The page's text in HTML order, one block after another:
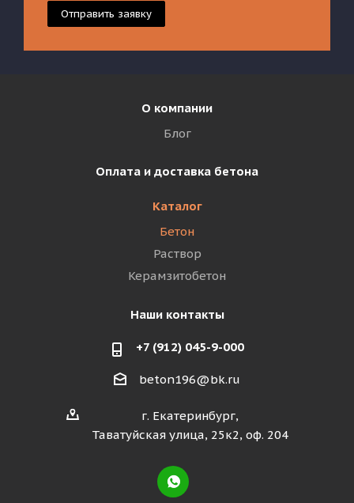
Отправить заявку
О компании
Блог
Оплата и доставка бетона
Каталог
Бетон
Раствор
Керамзитобетон
Наши контакты
+7 (912) 045-9-000
beton196@bk.ru
г. Екатеринбург,
Таватуйская улица, 25к2, оф. 204